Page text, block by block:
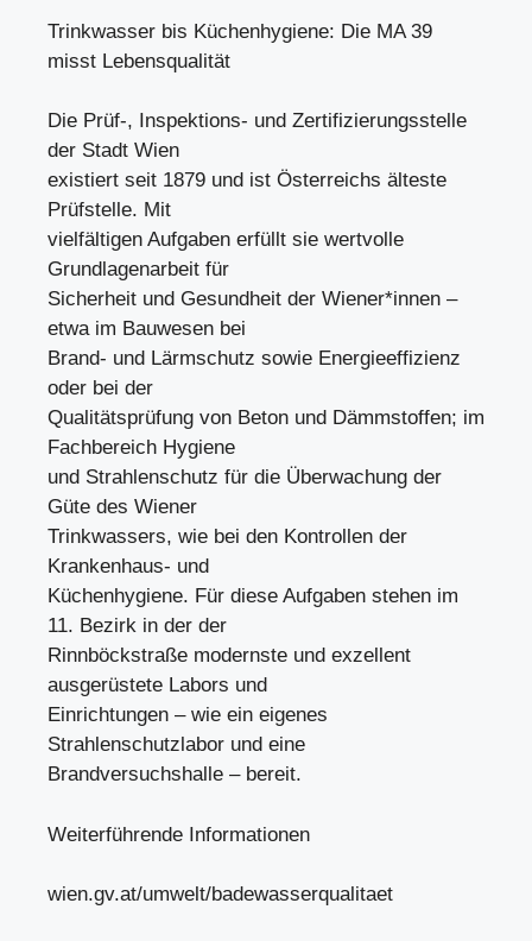
Trinkwasser bis Küchenhygiene: Die MA 39
misst Lebensqualität
Die Prüf-, Inspektions- und Zertifizierungsstelle
der Stadt Wien
existiert seit 1879 und ist Österreichs älteste
Prüfstelle. Mit
vielfältigen Aufgaben erfüllt sie wertvolle
Grundlagenarbeit für
Sicherheit und Gesundheit der Wiener*innen –
etwa im Bauwesen bei
Brand- und Lärmschutz sowie Energieeffizienz
oder bei der
Qualitätsprüfung von Beton und Dämmstoffen; im
Fachbereich Hygiene
und Strahlenschutz für die Überwachung der
Güte des Wiener
Trinkwassers, wie bei den Kontrollen der
Krankenhaus- und
Küchenhygiene. Für diese Aufgaben stehen im
11. Bezirk in der der
Rinnböckstraße modernste und exzellent
ausgerüstete Labors und
Einrichtungen – wie ein eigenes
Strahlenschutzlabor und eine
Brandversuchshalle – bereit.
Weiterführende Informationen
wien.gv.at/umwelt/badewasserqualitaet